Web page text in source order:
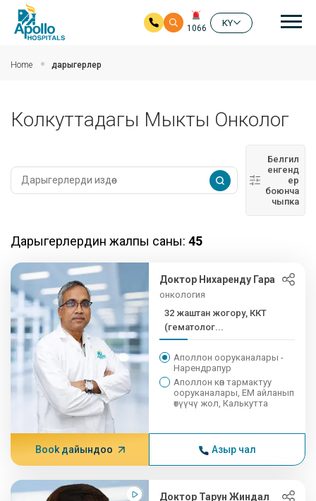
1066
KY
Home дарыгерлер
Колкуттадагы Мыкты Онколог
Белгил
енгенд
ер
боюнча
чыпка
Дарыгерлердин жалпы саны: 45
Доктор Нихаренду Гара
онкология
32 жаштан жогору, ККТ
(гематолог...
Аполлон ооруканалары -
Нарендрапур
Аполлон көп тармактуу
ооруканалары, EM айланып
өтүүчү жол, Калькутта
Book дайындоо Азыр чал
Доктор Тарун Жиндал